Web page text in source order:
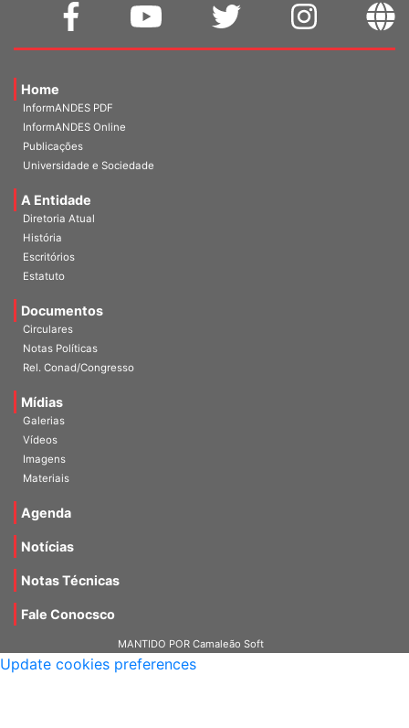
Home
InformANDES PDF
InformANDES Online
Publicações
A Entidade
Diretoria Atual
História
Escritórios
Documentos
Circulares
Notas Políticas
Mídias
Galerias
Vídeos
Imagens
MANTIDO POR Camaleão Soft
Update cookies preferences